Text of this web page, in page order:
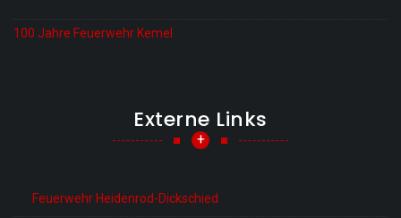
100 Jahre Feuerwehr Kemel
Externe Links
+
Feuerwehr Heidenrod-Dickschied